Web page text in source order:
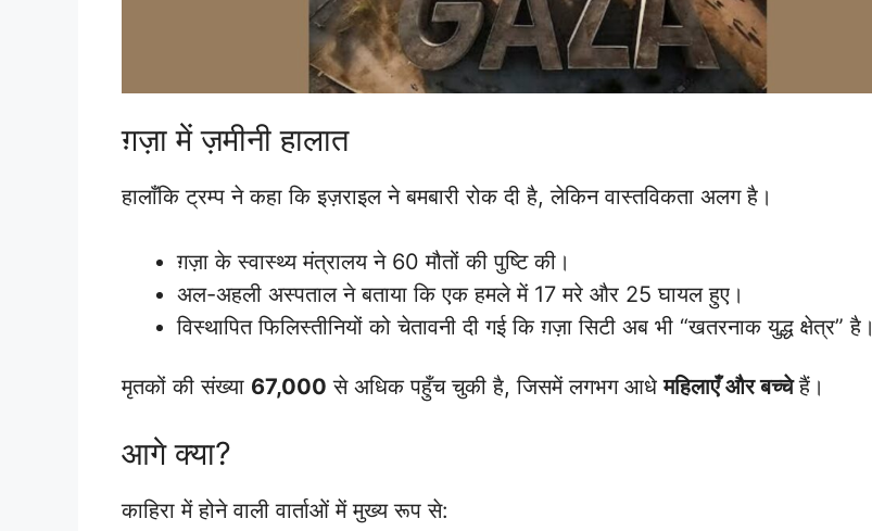
ग़ज़ा में ज़मीनी हालात
हालाँकि ट्रम्प ने कहा कि इज़राइल ने बमबारी रोक दी है, लेकिन वास्तविकता अलग है।
ग़ज़ा के स्वास्थ्य मंत्रालय ने 60 मौतों की पुष्टि की।
अल-अहली अस्पताल ने बताया कि एक हमले में 17 मरे और 25 घायल हुए।
विस्थापित फिलिस्तीनियों को चेतावनी दी गई कि ग़ज़ा सिटी अब भी “खतरनाक युद्ध क्षेत्र” है।
मृतकों की संख्या 67,000 से अधिक पहुँच चुकी है, जिसमें लगभग आधेमहिलाएँ और बच्चेहैं।
आगे क्या?
काहिरा में होने वाली वार्ताओं में मुख्य रूप से: